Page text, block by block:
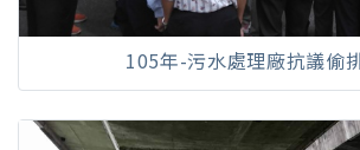
105年-污水處理廠抗議偷